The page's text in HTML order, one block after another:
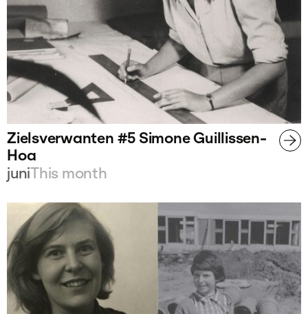
Zielsverwanten #5 Simone Guillissen-
Hoa
juniThis month